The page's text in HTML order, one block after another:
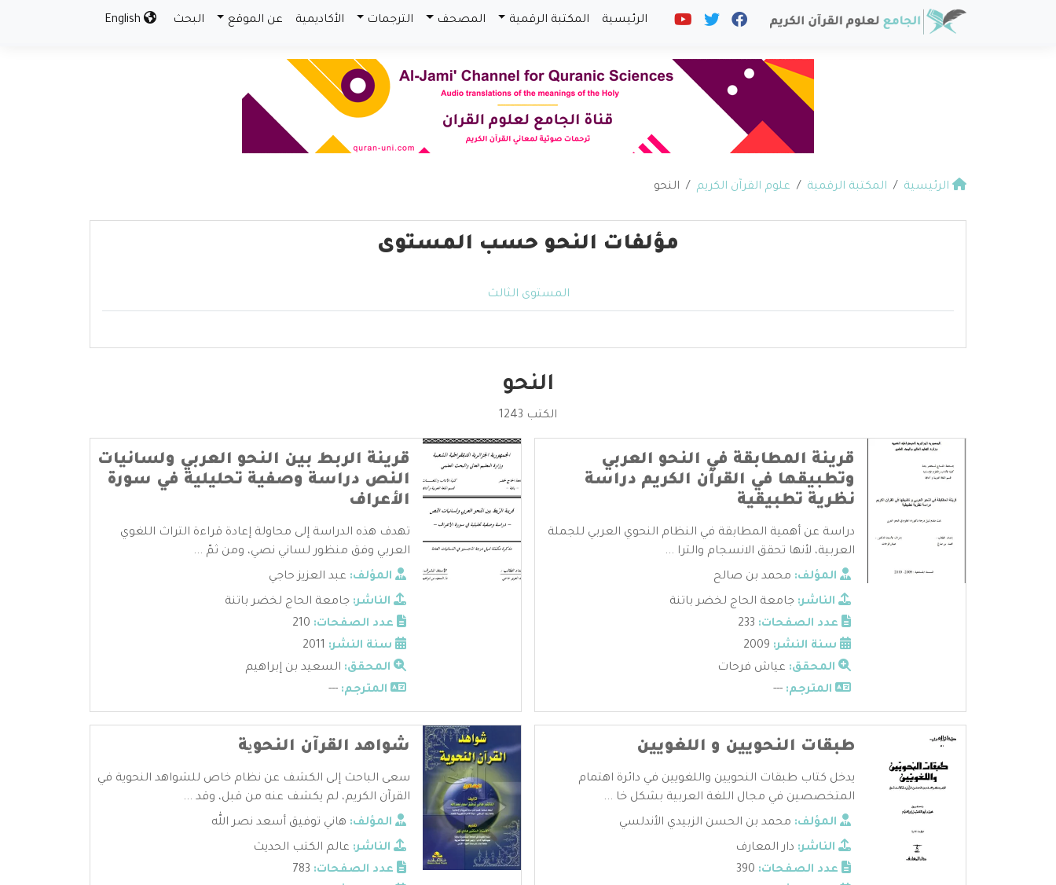
الرئيسية المكتبة الرقمية المصحف الترجمات الأكاديمية عن الموقع البحث
الرئيسية المكتبة الرقمية علوم القرآن الكريم النحو
مؤلفات النحو حسب المستوى
المستوى الثالث
النحو
الكتب 1243
قرينة المطابقة في النحو العربي
وتطبيقها في القرآن الكريم دراسة
نظرية تطبيقية
دراسة عن أهمية المطابقة في النظام النحوي العربي للجملة
العربية، لأنها تحقق الانسجام والترا ...
المؤلف: محمد بن صالح
الناشر: جامعة الحاج لخضر باتنة
عدد الصفحات:
سنة النشر:
المحقق: عياش فرحات
المترجم: ---
قرينة الربط بين النحو العربي ولسانيات
النص دراسة وصفية تحليلية في سورة
الأعراف
تهدف هذه الدراسة إلى محاولة إعادة قراءة التراث اللغوي
العربي وفق منظور لساني نصي، ومن ثمّ ...
المؤلف: عبد العزيز حاجي
الناشر: جامعة الحاج لخضر باتنة
عدد الصفحات:
سنة النشر:
المحقق: السعيد بن إبراهيم
المترجم: ---
طبقات النحويين و اللغويين
يدخل كتاب طبقات النحويين واللغويين في دائرة اهتمام
المتخصصين في مجال اللغة العربية بشكل خا ...
المؤلف: محمد بن الحسن الزبيدي الأندلسي
الناشر: دار المعارف
عدد الصفحات:
شواهد القرآن النحویة
سعى الباحث إلى الكشف عن نظام خاص للشواهد النحوية في
القرآن الكريم، لم يكشف عنه من قبل، وقد ...
المؤلف: هاني توفيق أسعد نصر الله
الناشر: عالم الكتب الحديث
عدد الصفحات: